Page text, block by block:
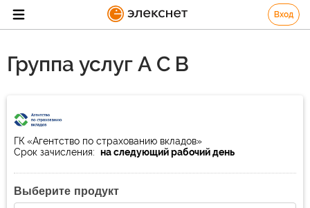
Вход
Группа услуг А С В
ГК «Агентство по страхованию вкладов»
Срок зачисления: на следующий рабочий день
Выберите продукт